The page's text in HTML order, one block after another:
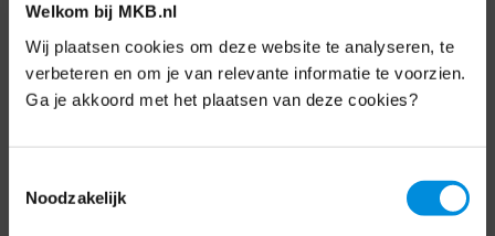
Welkom bij MKB.nl
Wij plaatsen cookies om deze website te analyseren, te
verbeteren en om je van relevante informatie te voorzien.
Ga je akkoord met het plaatsen van deze cookies?
Noodzakelijk
Direct naar
Over ons
Bezuidenhoutseweg 12